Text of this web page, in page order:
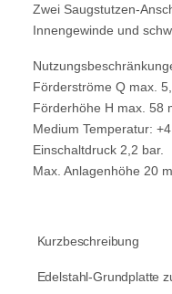
Zwei Saugstutzen-
Innengewinde und
Förderströme Q max.
Förderhöhe H max. 58
Medium Temperatur:
Einschaltdruck 2,2 bar.
Max. Anlagenhöhe 20
Kurzbeschreibung
Edelstahl-Grundplatte